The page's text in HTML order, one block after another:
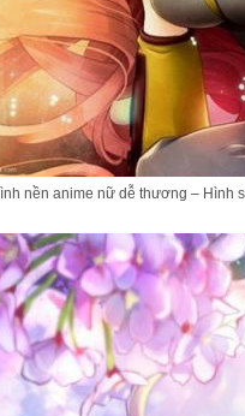
nền anime nữ dễ thương – Hình